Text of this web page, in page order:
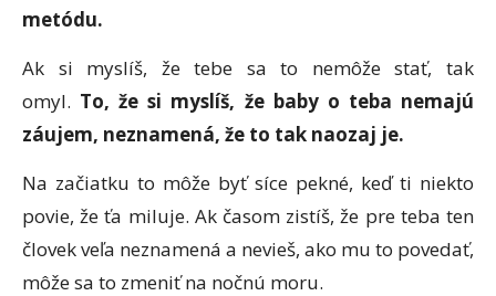
metódu.
Ak si myslíš, že tebe sa to nemôže stať, tak
omyl. To, že si myslíš, že baby o teba nemajú
záujem, neznamená, že to tak naozaj je.
Na začiatku to môže byť síce pekné, keď ti niekto
povie, že ťa miluje. Ak časom zistíš, že pre teba ten
človek veľa neznamená a nevieš, ako mu to povedať,
môže sa to zmeniť na nočnú moru.